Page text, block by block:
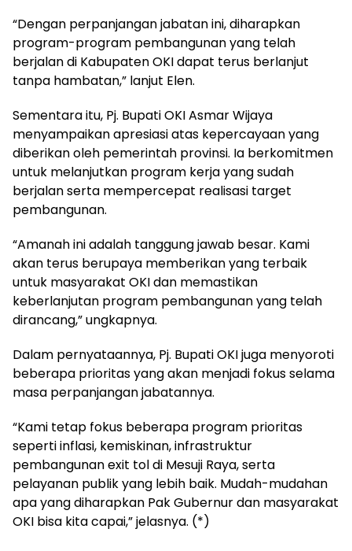
“Dengan perpanjangan jabatan ini, diharapkan
program-program pembangunan yang telah
berjalan di Kabupaten OKI dapat terus berlanjut
tanpa hambatan,” lanjut Elen.
Sementara itu, Pj. Bupati OKI Asmar Wijaya
menyampaikan apresiasi atas kepercayaan yang
diberikan oleh pemerintah provinsi. Ia berkomitmen
untuk melanjutkan program kerja yang sudah
berjalan serta mempercepat realisasi target
pembangunan.
“Amanah ini adalah tanggung jawab besar. Kami
akan terus berupaya memberikan yang terbaik
untuk masyarakat OKI dan memastikan
keberlanjutan program pembangunan yang telah
dirancang,” ungkapnya.
Dalam pernyataannya, Pj. Bupati OKI juga menyoroti
beberapa prioritas yang akan menjadi fokus selama
masa perpanjangan jabatannya.
“Kami tetap fokus beberapa program prioritas
seperti inflasi, kemiskinan, infrastruktur
pembangunan exit tol di Mesuji Raya, serta
pelayanan publik yang lebih baik. Mudah-mudahan
apa yang diharapkan Pak Gubernur dan masyarakat
OKI bisa kita capai,” jelasnya. (*)